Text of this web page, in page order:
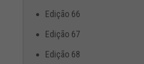
Edição 66
Edição 67
Edição 68